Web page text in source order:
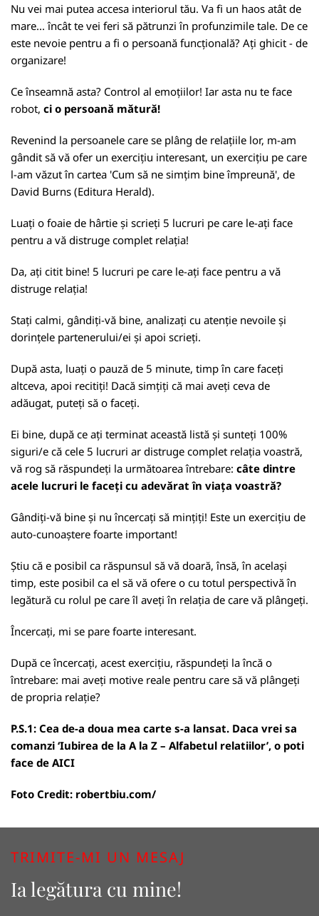
Nu vei mai putea accesa interiorul tău. Va fi un haos atât de
mare... încât te vei feri să pătrunzi în profunzimile tale. De ce
este nevoie pentru a fi o persoană funcțională? Ați ghicit - de
organizare!
Ce înseamnă asta? Control al emoțiilor! Iar asta nu te face
robot, ci o persoană mătură!
Revenind la persoanele care se plâng de relațiile lor, m-am
gândit să vă ofer un exercițiu interesant, un exercițiu pe care
l-am văzut în cartea 'Cum să ne simțim bine împreună', de
David Burns (Editura Herald).
Luați o foaie de hârtie și scrieți 5 lucruri pe care le-ați face
pentru a vă distruge complet relația!
Da, ați citit bine! 5 lucruri pe care le-ați face pentru a vă
distruge relația!
Stați calmi, gândiți-vă bine, analizați cu atenție nevoile și
dorințele partenerului/ei și apoi scrieți.
După asta, luați o pauză de 5 minute, timp în care faceți
altceva, apoi recitiți! Dacă simțiți că mai aveți ceva de
adăugat, puteți să o faceți.
Ei bine, după ce ați terminat această listă și sunteți 100%
siguri/e că cele 5 lucruri ar distruge complet relația voastră,
vă rog să răspundeți la următoarea întrebare: câte dintre
acele lucruri le faceți cu adevărat în viața voastră?
Gândiți-vă bine și nu încercați să mințiți! Este un exercițiu de
auto-cunoaștere foarte important!
Știu că e posibil ca răspunsul să vă doară, însă, în același
timp, este posibil ca el să vă ofere o cu totul perspectivă în
legătură cu rolul pe care îl aveți în relația de care vă plângeți.
Încercați, mi se pare foarte interesant.
După ce încercați, acest exercițiu, răspundeți la încă o
întrebare: mai aveți motive reale pentru care să vă plângeți
de propria relație?
P.S.1: Cea de-a doua mea carte s-a lansat. Daca vrei sa
comanzi ‘Iubirea de la A la Z – Alfabetul relatiilor’, o poti
face de AICI
Foto Credit: robertbiu.com/
TRIMITE-MI UN MESAJ
Ia legătura cu mine!